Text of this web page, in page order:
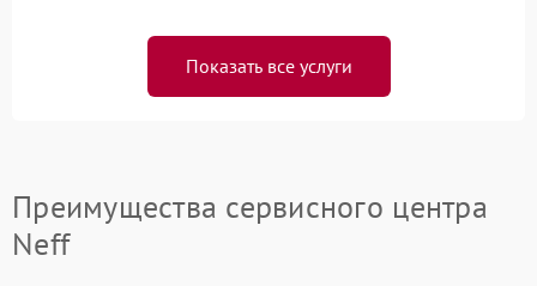
Показать все услуги
Преимущества сервисного центра
Neff